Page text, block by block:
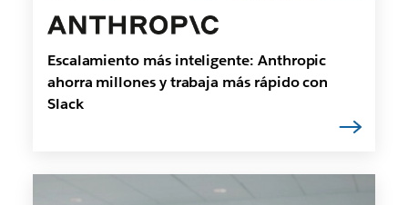
Escalamiento más inteligente: Anthropic
ahorra millones y trabaja más rápido con
Slack